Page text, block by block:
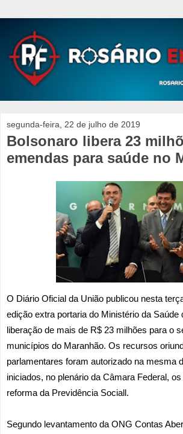
segunda-feira, 22 de julho de 2019
Bolsonaro libera 23
emendas para saúde no
O Diário Oficial da União publicou nesta
edição extra portaria do Ministério da Saúde
liberação de mais de R$ 23 milhões para o
municípios do Maranhão. Os recursos
parlamentares foram autorizado na mesma
iniciados, no plenário da Câmara Federal,
reforma da Previdência Sociall.
Segundo levantamento daONG Contas